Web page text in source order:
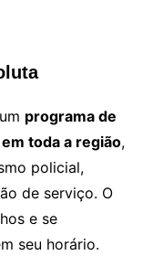
programa de
toda a região,
policial,
de serviço. O
e se
seu horário.